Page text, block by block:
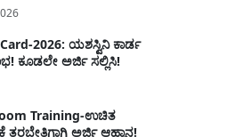
2026: ಯಶಸ್ವಿನಿ ಕಾರ್ಡ
ಕೂಡಲೇ ಅರ್ಜಿ ಸಲ್ಲಿಸಿ!
Training-ಉಚಿತ
ತರಬೇತಿಗಾಗಿ ಅರ್ಜಿ ಆಹ್ವಾನ!